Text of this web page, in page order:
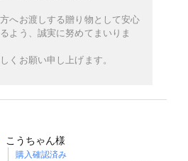
へお渡しする贈り物として安心
よう、誠実に努めてまいりま
くお願い申し上げます。
こうちゃん様
購入確認済み